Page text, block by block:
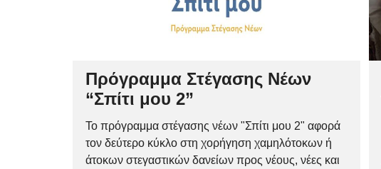
Πρόγραμμα Στέγασης Νέων
“Σπίτι μου 2”
Το πρόγραμμα στέγασης νέων "Σπίτι μου 2" αφορά
τον δεύτερο κύκλο στη χορήγηση χαμηλότοκων ή
άτοκων στεγαστικών δανείων προς νέους, νέες και